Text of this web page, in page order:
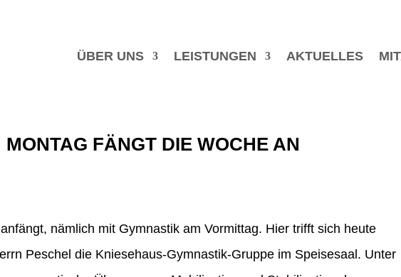
ÜBER UNS LEISTUNGEN AKTUELLES
MONTAG FÄNGT DIE WOCHE AN
nämlich mit Gymnastik am Vormittag. Hier trifft sich heute
Peschel die Kniesehaus-Gymnastik-Gruppe im Speisesaal. Unter